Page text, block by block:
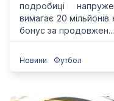
подробиці
вимагає 20
бонус за продовжен...
Новини Футбол